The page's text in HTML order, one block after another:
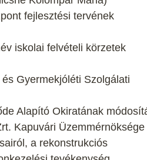
fejlesztési tervének
iskolai felvételi körzetek
Gyermekjóléti Szolgálati
Alapító Okiratának
Kapuvári Üzemmérnöksége
a rekonstrukciós